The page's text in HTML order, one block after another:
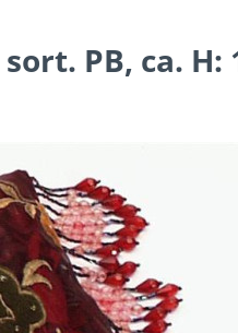
PB, ca. H: